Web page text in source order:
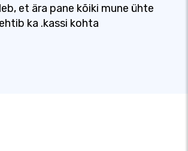
et ära pane kõiki mune ühte
ka .kassi kohta